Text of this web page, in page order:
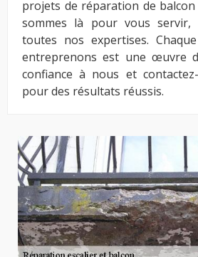
projets de réparation de balcon
sommes là pour vous
toutes nos expertises.
entreprenons est une œuvre
confiance à nous et
pour des résultats réussis.